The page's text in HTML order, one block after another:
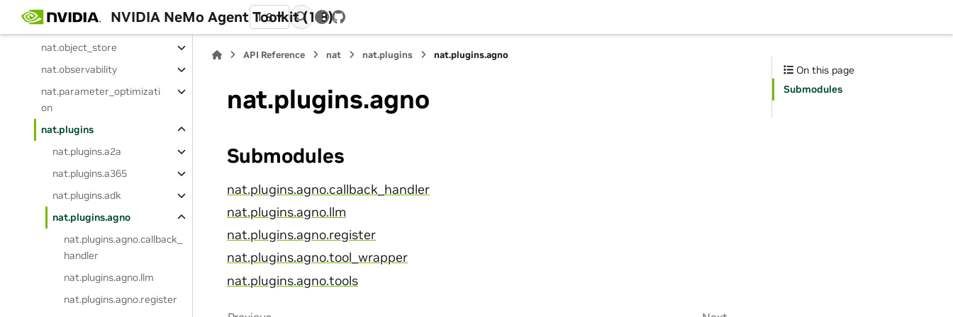
NVIDIA NeMo Agent Toolkit (1.8)
1.8
GitHub
nat.middleware
nat.object_store
nat.observability
nat.parameter_optimizati
on
nat.plugins
nat.plugins.a2a
nat.plugins.a365
nat.plugins.adk
nat.plugins.agno
nat.plugins.agno.callback_
handler
nat.plugins.agno.llm
nat.plugins.agno.register
API Reference nat nat.plugins nat.plugins.agno
nat.plugins.agno
Submodules
nat.plugins.agno.callback_handler
nat.plugins.agno.llm
nat.plugins.agno.register
nat.plugins.agno.tool_wrapper
nat.plugins.agno.tools
On this page
Submodules